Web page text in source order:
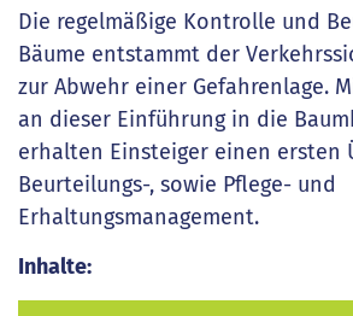
Die regelmäßige Kontrolle und
Bäume entstammt der
zur Abwehr einer Gefahrenlage.
an dieser Einführung in die
erhalten Einsteiger einen ersten
Beurteilungs-, sowie Pflege- und
Erhaltungsmanagement.
Inhalte: